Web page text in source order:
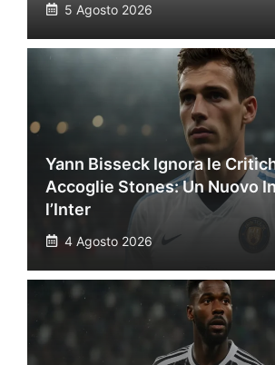
5 Agosto 2026
Yann Bisseck Ignora le
Accoglie Stones: Un Nuovo
l’Inter
4 Agosto 2026